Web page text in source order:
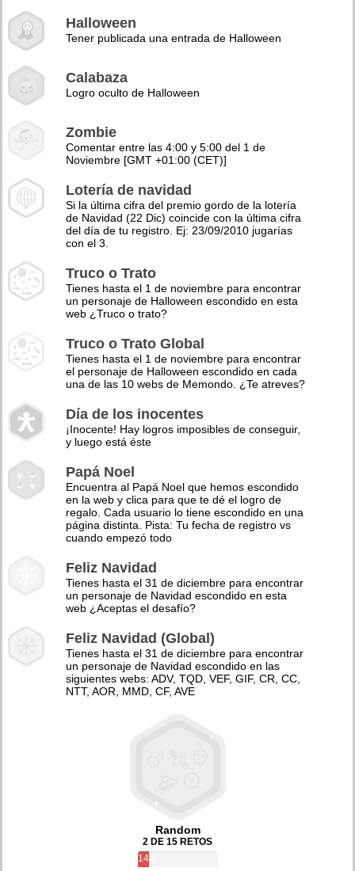
Halloween
Tener publicada una entrada de Halloween
Calabaza
Logro oculto de Halloween
Zombie
Comentar entre las 4:00 y 5:00 del 1 de
Noviembre [GMT +01:00 (CET)]
Lotería de navidad
Si la última cifra del premio gordo de la lotería
de Navidad (22 Dic) coincide con la última cifra
del día de tu registro. Ej: 23/09/2010 jugarías
con el 3.
Truco o Trato
Tienes hasta el 1 de noviembre para encontrar
un personaje de Halloween escondido en esta
web ¿Truco o trato?
Truco o Trato Global
Tienes hasta el 1 de noviembre para encontrar
el personaje de Halloween escondido en cada
una de las 10 webs de Memondo. ¿Te atreves?
Día de los inocentes
¡Inocente! Hay logros imposibles de conseguir,
y luego está éste
Papá Noel
Encuentra al Papá Noel que hemos escondido
en la web y clica para que te dé el logro de
regalo. Cada usuario lo tiene escondido en una
página distinta. Pista: Tu fecha de registro vs
cuando empezó todo
Feliz Navidad
Tienes hasta el 31 de diciembre para encontrar
un personaje de Navidad escondido en esta
web ¿Aceptas el desafío?
Feliz Navidad (Global)
Tienes hasta el 31 de diciembre para encontrar
un personaje de Navidad escondido en las
siguientes webs: ADV, TQD, VEF, GIF, CR, CC,
NTT, AOR, MMD, CF, AVE
Random
2 DE 15 RETOS
14%